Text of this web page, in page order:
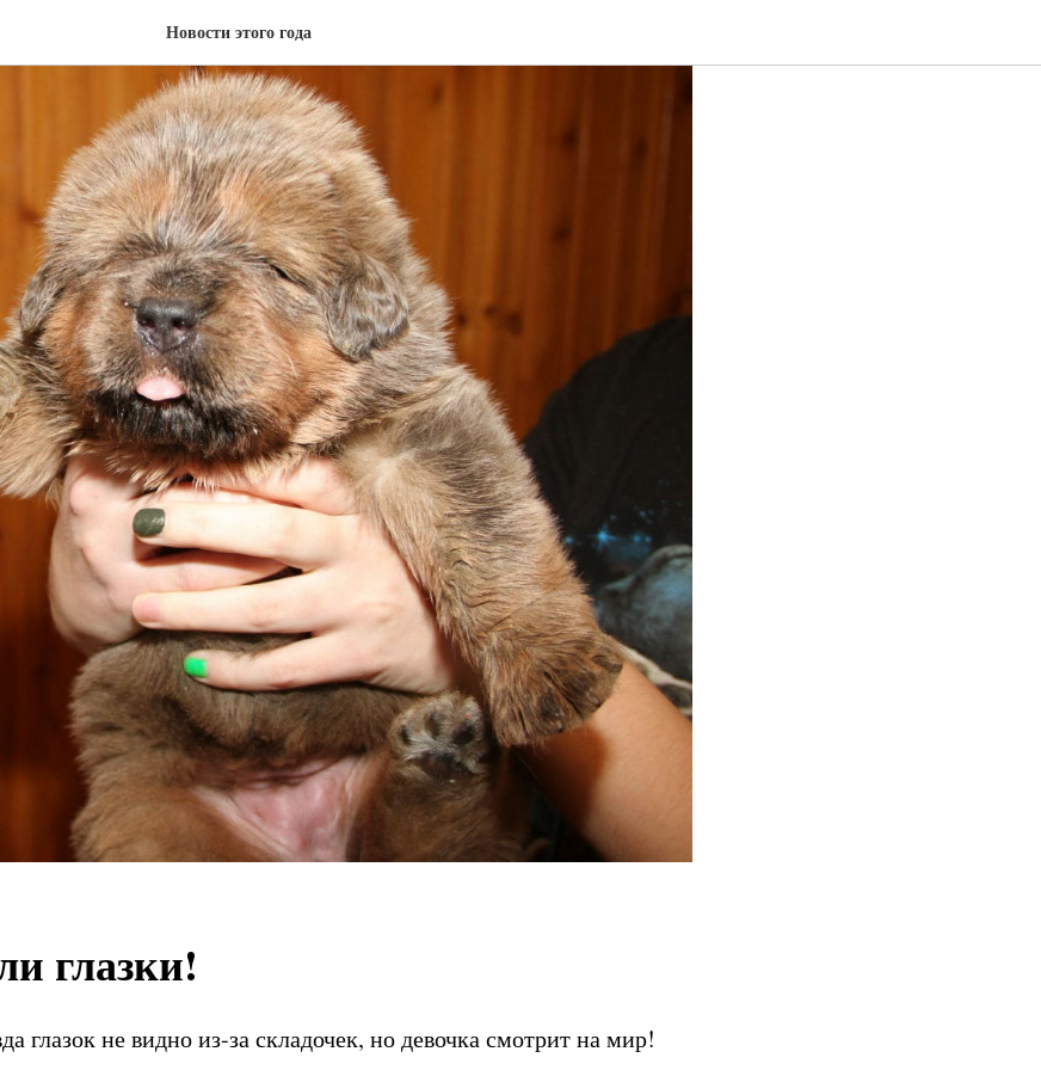
Новости этого года
глазки!
не видно из-за складочек, но девочка смотрит на мир!